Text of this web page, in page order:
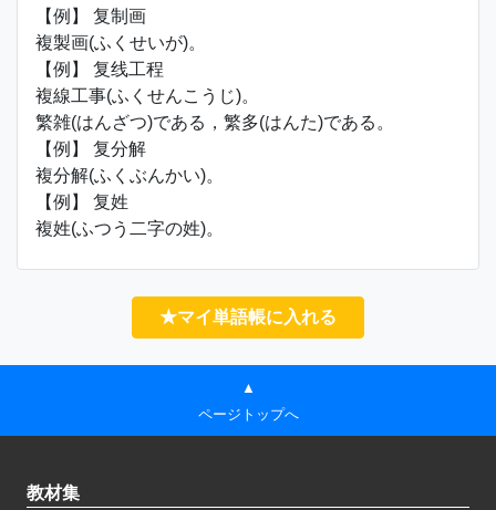
【例】 复制画
複製画(ふくせいが)。
【例】 复线工程
複線工事(ふくせんこうじ)。
繁雑(はんざつ)である，繁多(はんた)である。
【例】 复分解
複分解(ふくぶんかい)。
【例】 复姓
複姓(ふつう二字の姓)。
★マイ単語帳に入れる
▲
ページトップへ
教材集